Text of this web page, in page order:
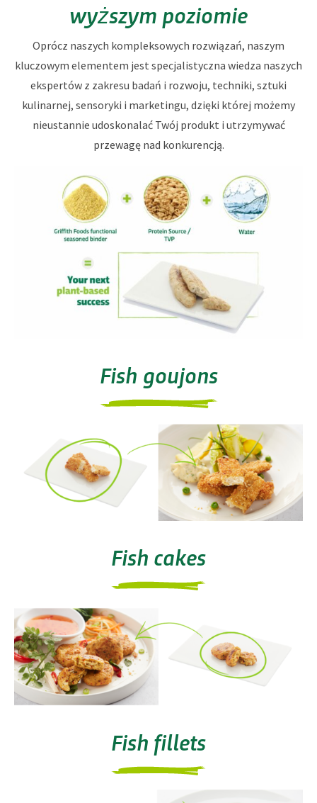
wyższym poziomie
Oprócz naszych kompleksowych rozwiązań, naszym
kluczowym elementem jest specjalistyczna wiedza naszych
ekspertów z zakresu badań i rozwoju, techniki, sztuki
kulinarnej, sensoryki i marketingu, dzięki której możemy
nieustannie udoskonalać Twój produkt i utrzymywać
przewagę nad konkurencją.
Fish goujons
Fish cakes
Fish fillets